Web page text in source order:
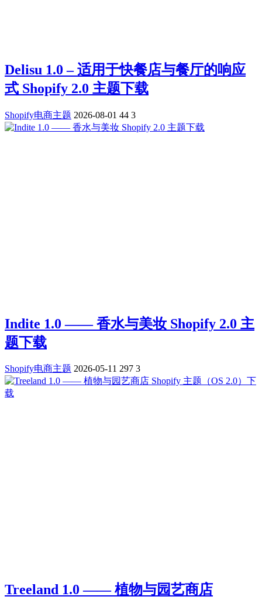
Delisu 1.0 – 适用于快餐店与餐厅的响应
式 Shopify 2.0 主题下载
Shopify电商主题 2026-08-01 44 3
Indite 1.0 —— 香水与美妆 Shopify 2.0 主
题下载
Shopify电商主题 2026-05-11 297 3
Treeland 1.0 —— 植物与园艺商店